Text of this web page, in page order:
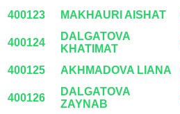
400123 MAKHAURI AISHAT
400124
DALGATOVA
KHATIMAT
400125 AKHMADOVA LIANA
400126
DALGATOVA
ZAYNAB